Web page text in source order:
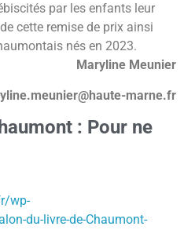
par les enfants leur
cette remise de prix ainsi
nés en 2023.
Maryline Meunier
marne.fr
: Pour ne
wp-
du-livre-de-Chaumont-